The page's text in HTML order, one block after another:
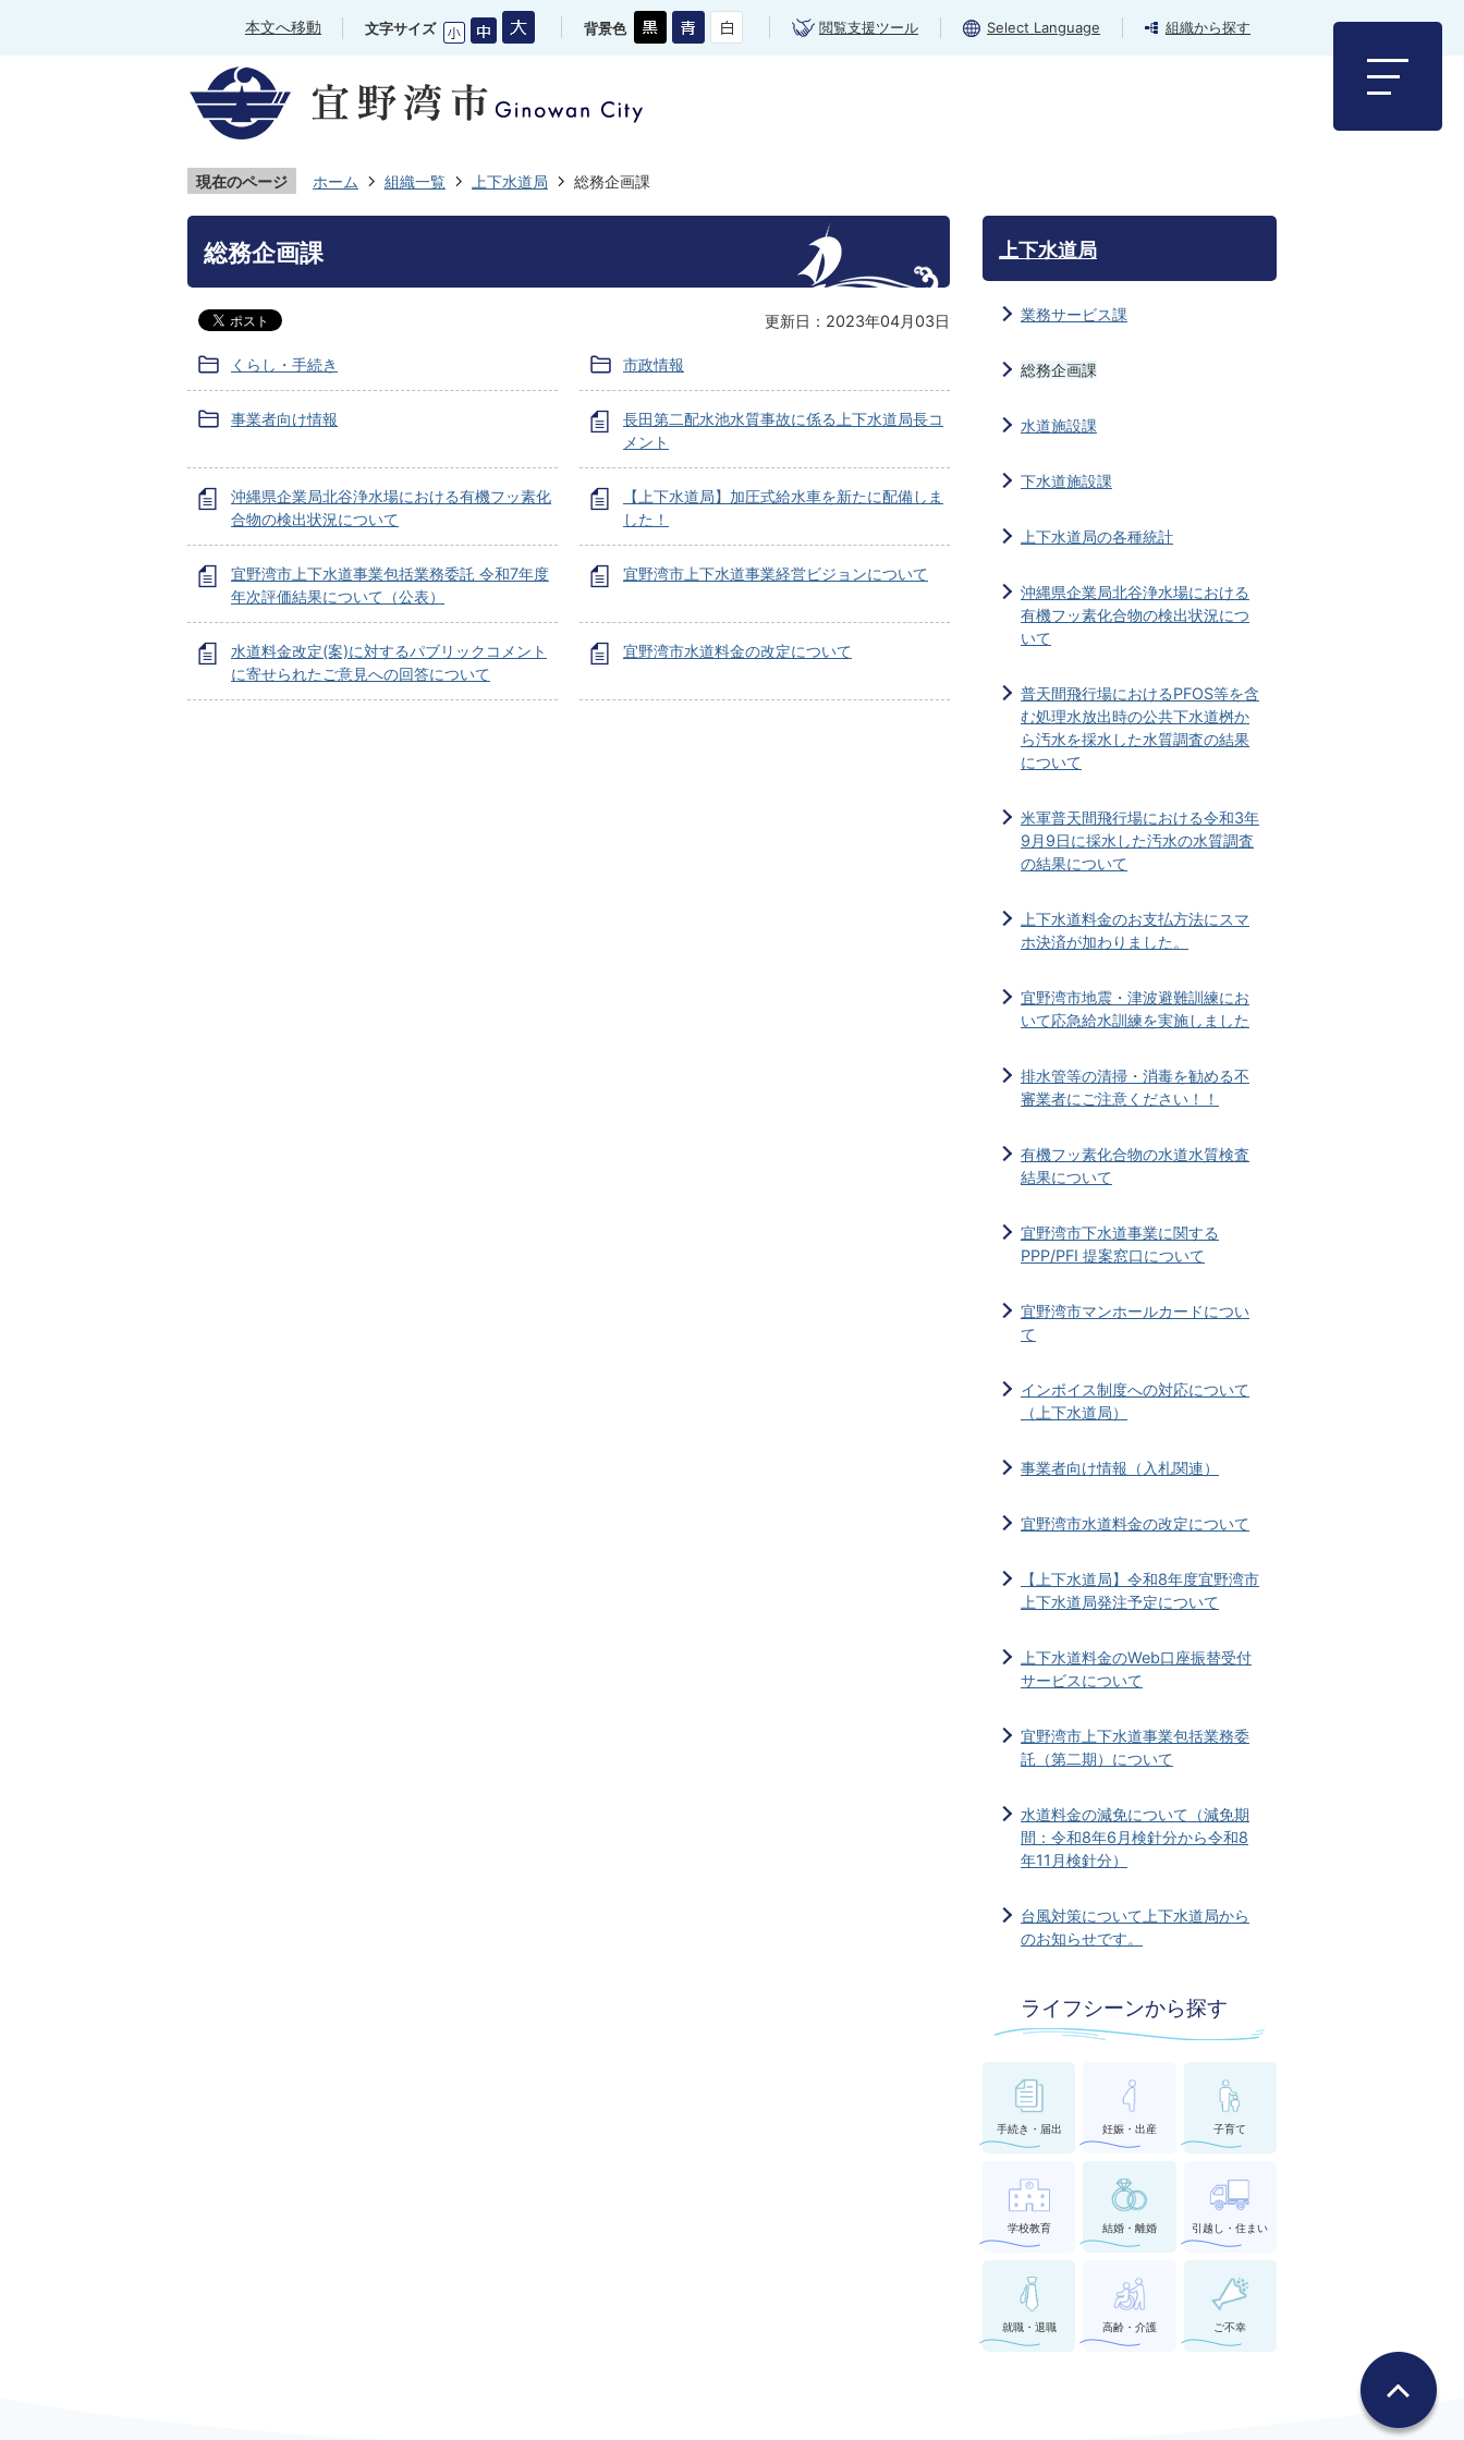
本文へ移動 文字サイズ 背景色 閲覧支援ツール Select Language 組織から探す
現在のページ ホーム 組織一覧 上下水道局 総務企画課
総務企画課
更新日：2023年04月03日
くらし・手続き 市政情報
事業者向け情報
長田第二配水池水質事故に係る上下水道局長コ
メント
沖縄県企業局北谷浄水場における有機フッ素化
合物の検出状況について
【上下水道局】加圧式給水車を新たに配備しま
した！
宜野湾市上下水道事業包括業務委託 令和7年度
年次評価結果について（公表）
宜野湾市上下水道事業経営ビジョンについて
水道料金改定(案)に対するパブリックコメント
に寄せられたご意見への回答について
宜野湾市水道料金の改定について
上下水道局
業務サービス課
総務企画課
水道施設課
下水道施設課
上下水道局の各種統計
沖縄県企業局北谷浄水場における
有機フッ素化合物の検出状況につ
いて
普天間飛行場におけるPFOS等を含
む処理水放出時の公共下水道桝か
ら汚水を採水した水質調査の結果
について
米軍普天間飛行場における令和3年
9月9日に採水した汚水の水質調査
の結果について
上下水道料金のお支払方法にスマ
ホ決済が加わりました。
宜野湾市地震・津波避難訓練にお
いて応急給水訓練を実施しました
排水管等の清掃・消毒を勧める不
審業者にご注意ください！！
有機フッ素化合物の水道水質検査
結果について
宜野湾市下水道事業に関する
PPP/PFI 提案窓口について
宜野湾市マンホールカードについ
て
インボイス制度への対応について
（上下水道局）
事業者向け情報（入札関連）
宜野湾市水道料金の改定について
【上下水道局】令和8年度宜野湾市
上下水道局発注予定について
上下水道料金のWeb口座振替受付
サービスについて
宜野湾市上下水道事業包括業務委
託（第二期）について
水道料金の減免について（減免期
間：令和8年6月検針分から令和8
年11月検針分）
台風対策について上下水道局から
のお知らせです。
ライフシーンから探す
手続き・届出 妊娠・出産 子育て
学校教育 結婚・離婚 引越し・住まい
就職・退職 高齢・介護 ご不幸